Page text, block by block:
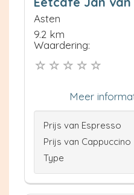
Asten
9.2 km
Waardering:
Meer
Prijs van Espresso
Prijs van Cappuccino
Type